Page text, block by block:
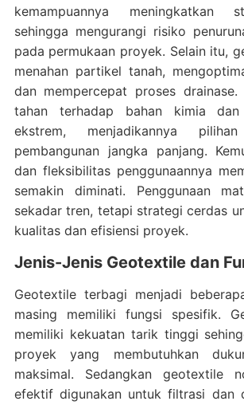
kemampuannya meningkatkan
sehingga mengurangi risiko
pada permukaan proyek. Selain itu,
menahan partikel tanah,
dan mempercepat proses
tahan terhadap bahan kimia
ekstrem, menjadikannya
pembangunan jangka panjang.
dan fleksibilitas penggunaannya
semakin diminati. Penggunaan
sekadar tren, tetapi strategi cerdas
kualitas dan efisiensi proyek.
Jenis-Jenis Geotextile dan
Geotextile terbagi menjadi
masing memiliki fungsi spesifik.
memiliki kekuatan tarik tinggi
proyek yang membutuhkan
maksimal. Sedangkan geotextile
efektif digunakan untuk filtrasi dan